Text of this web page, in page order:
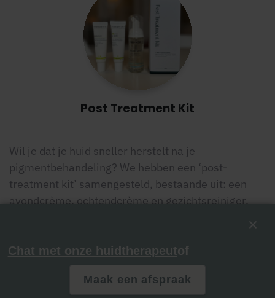
Post Treatment Kit
Wil je dat je huid sneller herstelt na je
pigmentbehandeling? We hebben een ‘post-
treatment kit’ samengesteld, bestaande uit: een
avondcrème, ochtendcrème en gezichtsreiniger.
dagroutine, dan ondersteun je het schilferproces én
verminder je huidirritatie.
Chat met onze huidtherapeutof
Maak een afspraak